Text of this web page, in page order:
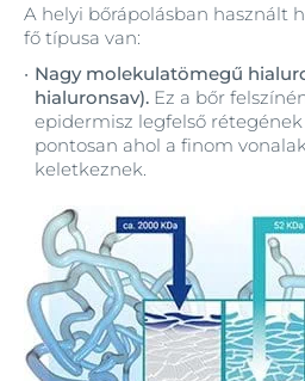
A helyi bőrápolásban használt
fő típusa van:
Nagy molekulatömegű
hialuronsav). Ez a bőr
epidermisz legfelső
pontosan ahol a finom
keletkeznek.